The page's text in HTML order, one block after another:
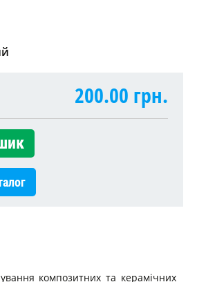
200.00 грн.
композитних та керамічних